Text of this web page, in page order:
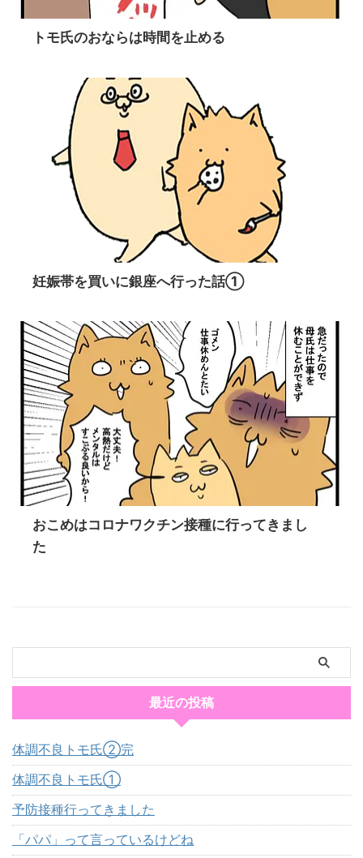
トモ氏のおならは時間を止める
妊娠帯を買いに銀座へ行った話①
おこめはコロナワクチン接種に行ってきまし
た
最近の投稿
体調不良トモ氏②完
体調不良トモ氏①
予防接種行ってきました
「パパ」って言っているけどね